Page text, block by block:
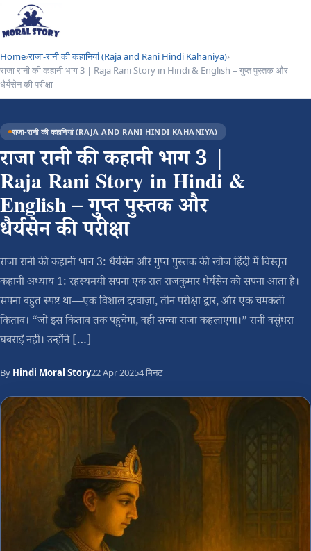
Home›राजा-रानी की कहानियां (Raja and Rani Hindi Kahaniya)›
राजा रानी की कहानी भाग 3 | Raja Rani Story in Hindi & English – गुप्त पुस्तक और
धैर्यसेन की परीक्षा
राजा-रानी की कहानियां (RAJA AND RANI HINDI KAHANIYA)
राजा रानी की कहानी भाग 3 |
Raja Rani Story in Hindi &
English – गुप्त पुस्तक और
धैर्यसेन की परीक्षा
राजा रानी की कहानी भाग 3: धैर्यसेन और गुप्त पुस्तक की खोज हिंदी में विस्तृत
कहानी अध्याय 1: रहस्यमयी सपना एक रात राजकुमार धैर्यसेन को सपना आता है।
सपना बहुत स्पष्ट था—एक विशाल दरवाज़ा, तीन परीक्षा द्वार, और एक चमकती
किताब। “जो इस किताब तक पहुंचेगा, वही सच्चा राजा कहलाएगा।” रानी वसुंधरा
घबराईं नहीं। उन्होंने […]
By Hindi Moral Story22 Apr 20254 मिनट